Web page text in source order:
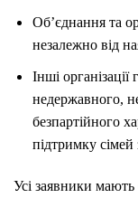
Об’єднання та
незалежно від
Інші
недержавного,
безпартійного
підтримку сімей
Усі заявники мають